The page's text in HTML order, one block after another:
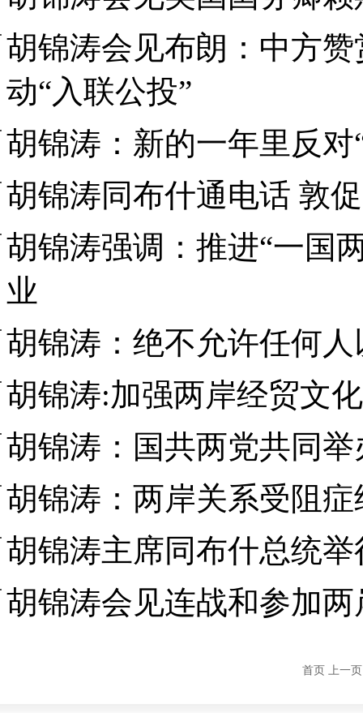
胡锦涛会见布朗：中方
动“入联公投”
胡锦涛：新的一年里反
胡锦涛同布什通电话 敦
胡锦涛强调：推进“一国
业
胡锦涛：绝不允许任何
胡锦涛:加强两岸经贸文
胡锦涛：国共两党共同
胡锦涛：两岸关系受阻
胡锦涛主席同布什总统举
胡锦涛会见连战和参加
首页 上一